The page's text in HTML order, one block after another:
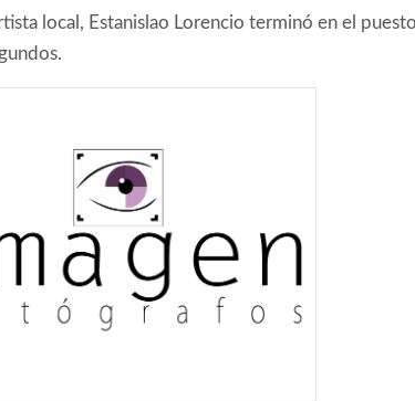
local, Estanislao Lorencio terminó en el